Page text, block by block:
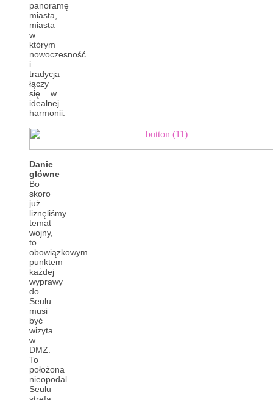
panoramę
miasta,
miasta
w
którym
nowoczesność
i
tradycja
łączy
się w
idealnej
harmonii.
Danie
główne
Bo
skoro
już
liznęliśmy
temat
wojny,
to
obowiązkowym
punktem
każdej
wyprawy
do
Seulu
musi
być
wizyta
w
DMZ.
To
położona
nieopodal
Seulu